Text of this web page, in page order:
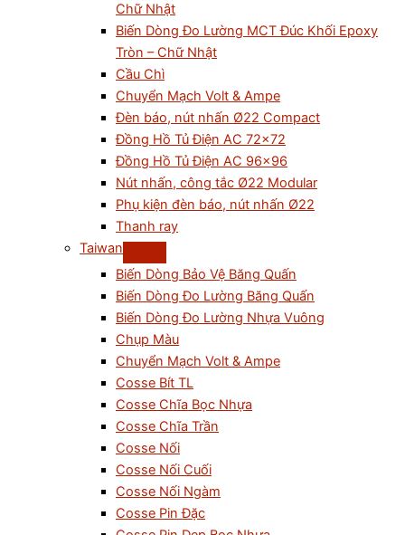
Chữ Nhật
Biến Dòng Đo Lường MCT Đúc Khối Epoxy
Tròn – Chữ Nhật
Cầu Chì
Chuyển Mạch Volt & Ampe
Đèn báo, nút nhấn Ø22 Compact
Đồng Hồ Tủ Điện AC 72×72
Đồng Hồ Tủ Điện AC 96×96
Nút nhấn, công tắc Ø22 Modular
Phụ kiện đèn báo, nút nhấn Ø22
Thanh ray
Taiwan
Biến Dòng Bảo Vệ Băng Quấn
Biến Dòng Đo Lường Băng Quấn
Biến Dòng Đo Lường Nhựa Vuông
Chụp Màu
Chuyển Mạch Volt & Ampe
Cosse Bít TL
Cosse Chĩa Bọc Nhựa
Cosse Chĩa Trần
Cosse Nối
Cosse Nối Cuối
Cosse Nối Ngàm
Cosse Pin Đặc